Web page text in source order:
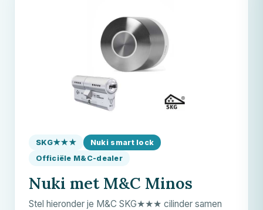
SKG★★★
Nuki smart lock
Officiële M&C-dealer
Nuki met M&C Minos
Stel hieronder je M&C SKG★★★ cilinder samen